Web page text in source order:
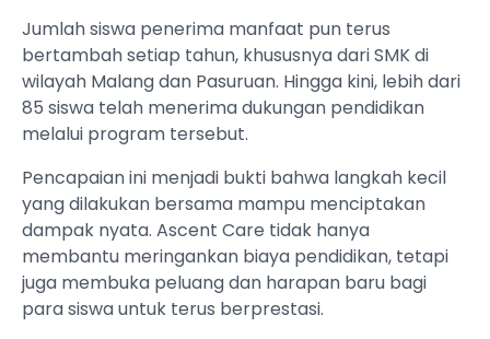
Jumlah siswa penerima manfaat pun terus
bertambah setiap tahun, khususnya dari SMK di
wilayah Malang dan Pasuruan. Hingga kini, lebih dari
85 siswa telah menerima dukungan pendidikan
melalui program tersebut.
Pencapaian ini menjadi bukti bahwa langkah kecil
yang dilakukan bersama mampu menciptakan
dampak nyata. Ascent Care tidak hanya
membantu meringankan biaya pendidikan, tetapi
juga membuka peluang dan harapan baru bagi
para siswa untuk terus berprestasi.